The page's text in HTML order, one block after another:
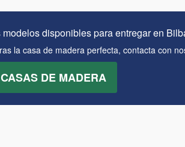
disponibles para entregar en
la casa de madera perfecta, contacta con
DE MADERA